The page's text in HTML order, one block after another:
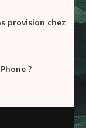
provision chez
?